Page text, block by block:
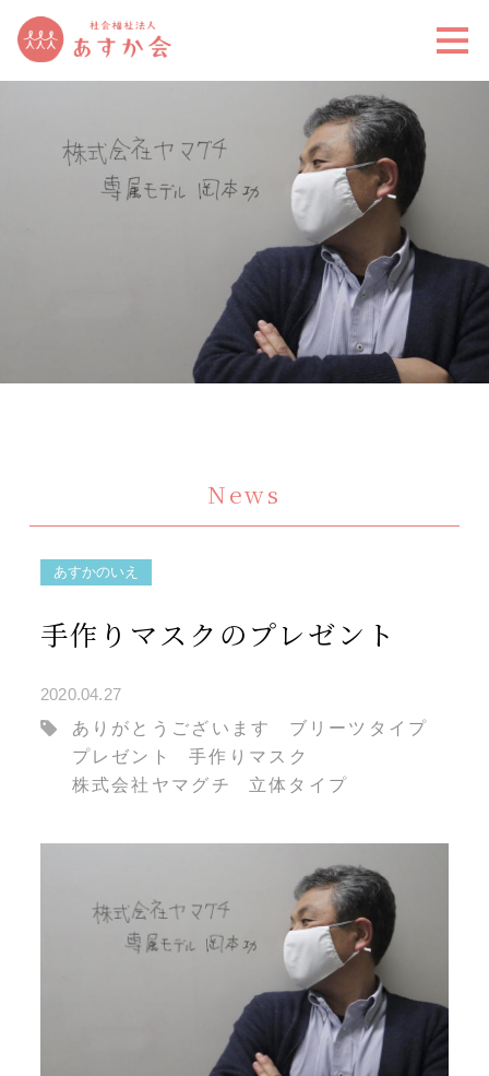
News
あすかのいえ
手作りマスクのプレゼント
2020.04.27
ありがとうございます
ブリーツタイプ
プレゼント
手作りマスク
株式会社ヤマグチ
立体タイプ